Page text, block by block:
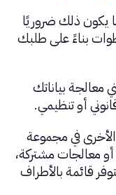
يكون ذلك ضروريًا
بناءً على طلبك
معالجة بياناتك
أو تنظيمي.
في مجموعة
معالجات مشتركة،
قائمة بالأطراف